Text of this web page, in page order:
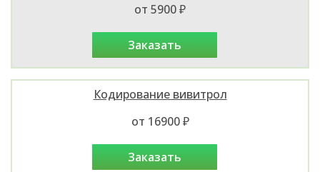
от 5900 ₽
заказать
Кодирование вивитрол
от 16900 ₽
заказать